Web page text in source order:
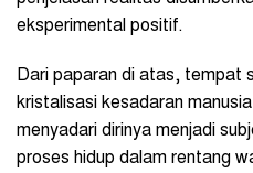
eksperimental positif.
Dari paparan di atas, tempat
kristalisasi kesadaran
menyadari dirinya menjadi
proses hidup dalam rentang